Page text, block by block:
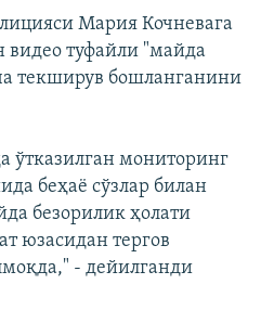
Мария Кочневага
видео туфайли "майда
текширув бошланганини
ўтказилган мониторинг
беҳаё сўзлар билан
безорилик ҳолати
юзасидан тергов
- дейилганди